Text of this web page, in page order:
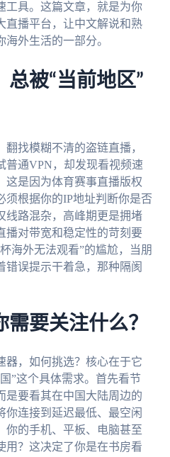
工具。这篇文章，就是为你
直播平台，让中文解说和熟
外生活的一部分。
被“当前地区”
找模糊不清的盗链直播，
普通VPN，却发现看视频速
这是因为体育赛事直播版权
须根据你的IP地址判断你是否
线路混杂，高峰期更是拥堵
播对带宽和稳定性的苛刻要
海外无法观看”的尴尬，当朋
错误提示干着急，那种隔阂
要关注什么？
器，如何挑选？核心在于它
”这个具体需求。首先看节
是要看其在中国大陆周边的
你连接到延迟最低、最空闲
你的手机、平板、电脑甚至
用？这决定了你是在书房看